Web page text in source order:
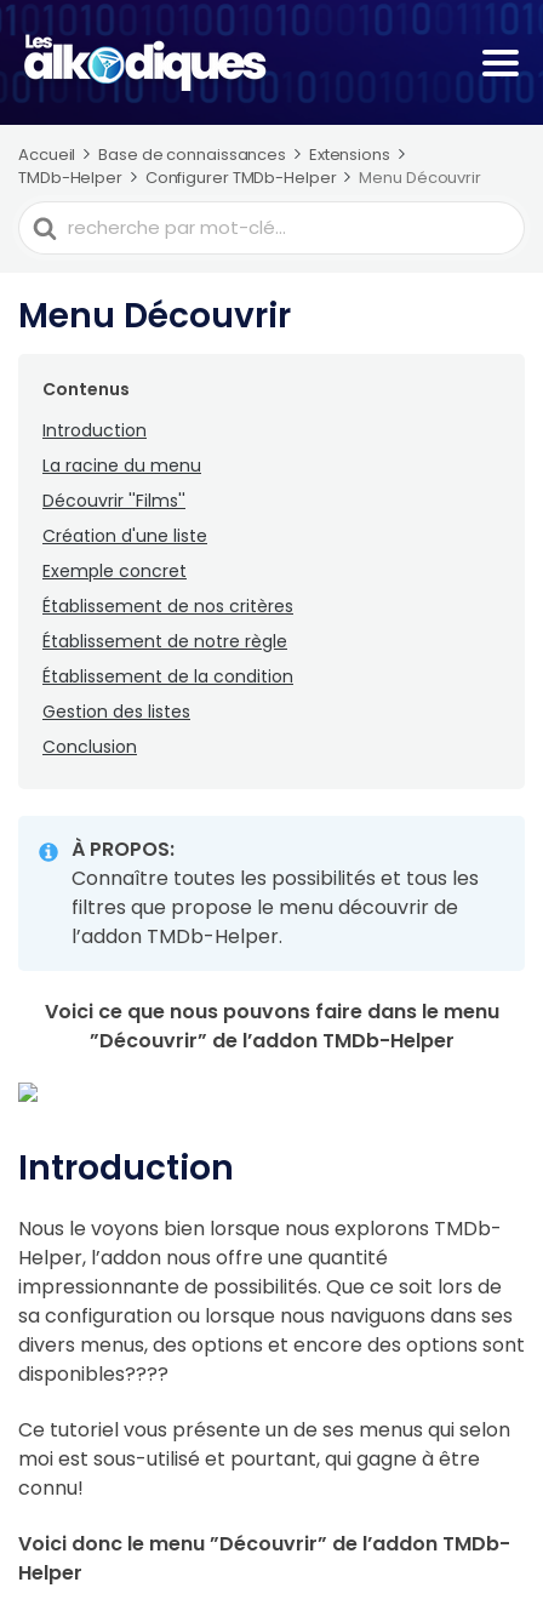
Accueil Base de connaissances
Extensions
TMDb-Helper
Configurer TMDb-Helper Menu Découvrir
Recherche
de
Menu Découvrir
Contenus
Introduction
La racine du menu
Découvrir ''Films''
Création d'une liste
Exemple concret
Établissement de nos critères
Établissement de notre règle
Établissement de la condition
Gestion des listes
Conclusion
À PROPOS:
Connaître toutes les possibilités et tous les
filtres que propose le menu découvrir de
l’addon TMDb-Helper.
Voici ce que nous pouvons faire dans le menu
”Découvrir” de l’addon TMDb-Helper
Introduction
Nous le voyons bien lorsque nous explorons TMDb-
Helper, l’addon nous offre une quantité
impressionnante de possibilités. Que ce soit lors de
sa configuration ou lorsque nous naviguons dans ses
divers menus, des options et encore des options sont
disponibles????
Ce tutoriel vous présente un de ses menus qui selon
moi est sous-utilisé et pourtant, qui gagne à être
connu!
Voici donc le menu ”Découvrir” de l’addon TMDb-
Helper